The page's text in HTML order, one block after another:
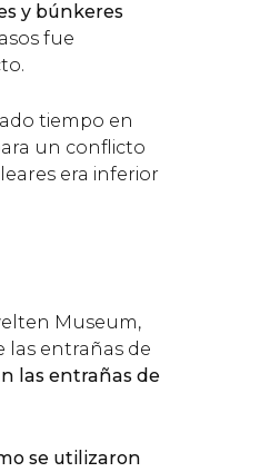
y búnkeres
fue
tiempo en
un conflicto
era inferior
Museum,
las entrañas de
las entrañas de
se utilizaron